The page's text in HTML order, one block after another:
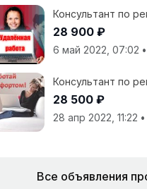
Консультант по
28 900 ₽
6 май 2022, 07:02 •
Консультант по
28 500 ₽
28 апр 2022, 11:22 •
Все объявления